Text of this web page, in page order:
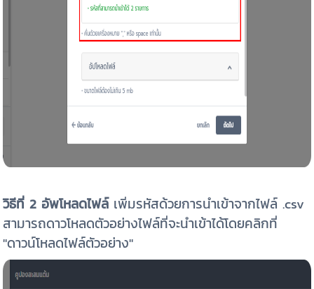
วิธีที่ 2 อัพโหลดไฟล์เพิ่มรหัสด้วยการนำเข้าจากไฟล์ .csv
สามารถดาวโหลดตัวอย่างไฟล์ที่จะนำเข้าได้โดยคลิกที่
"ดาวน์โหลดไฟล์ตัวอย่าง"